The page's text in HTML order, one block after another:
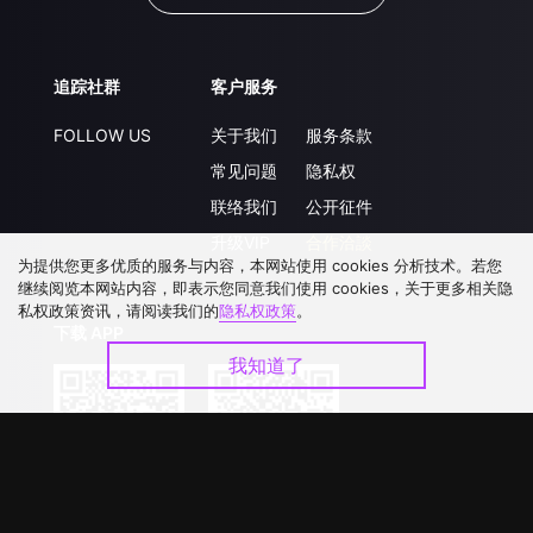
追踪社群
FOLLOW US
客户服务
关于我们
常见问题
联络我们
服务条款
隐私权
公开征件
为提供您更多优质的服务与内容，本网站使用 cookies 分析技术。若您
继续阅览本网站内容，即表示您同意我们使用 cookies，关于更多相关隐
私权政策资讯，请阅读我们的隐私权政策。
我知道了